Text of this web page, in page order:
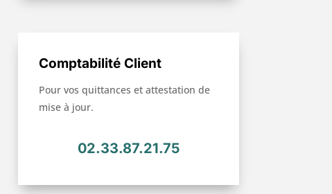
Comptabilité Client
Pour vos quittances et attestation de
mise à jour.
02.33.87.21.75